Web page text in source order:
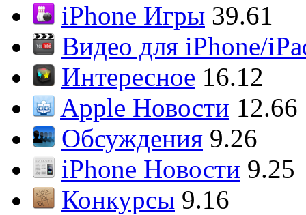
iPhone Игры 39.61
Видео для iPhone/
Интересное 16.12
Apple Новости 12.66
Обсуждения 9.26
iPhone Новости 9.25
Конкурсы 9.16